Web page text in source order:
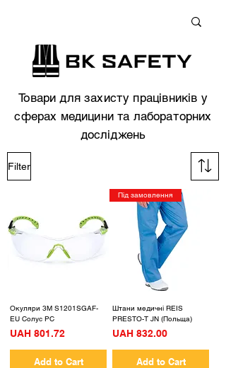
Товари для захисту працівників у
сферах медицини та лабораторних
досліджень
Filter
Окуляри 3М S1201SGAF-
EU Солус PC
Price
UAH 801.72
Add to Cart
Під замовлення
Штани медичні REIS
PRESTO-T JN (Польща)
Price
UAH 832.00
Add to Cart